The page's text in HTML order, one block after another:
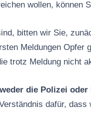
wollen, können
bitten wir Sie,
Meldungen Opfer
trotz Meldung nicht
die Polizei oder
dafür, dass